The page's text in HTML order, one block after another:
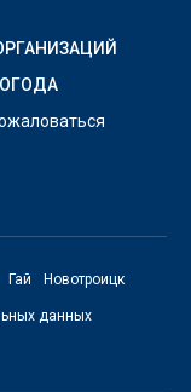
Гай Новотроицк
данных